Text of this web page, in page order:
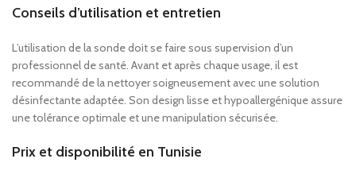
Conseils d’utilisation et entretien
L’utilisation de la sonde doit se faire sous supervision d’un
professionnel de santé. Avant et après chaque usage, il est
recommandé de la nettoyer soigneusement avec une solution
désinfectante adaptée. Son design lisse et hypoallergénique assure
une tolérance optimale et une manipulation sécurisée.
Prix et disponibilité en Tunisie